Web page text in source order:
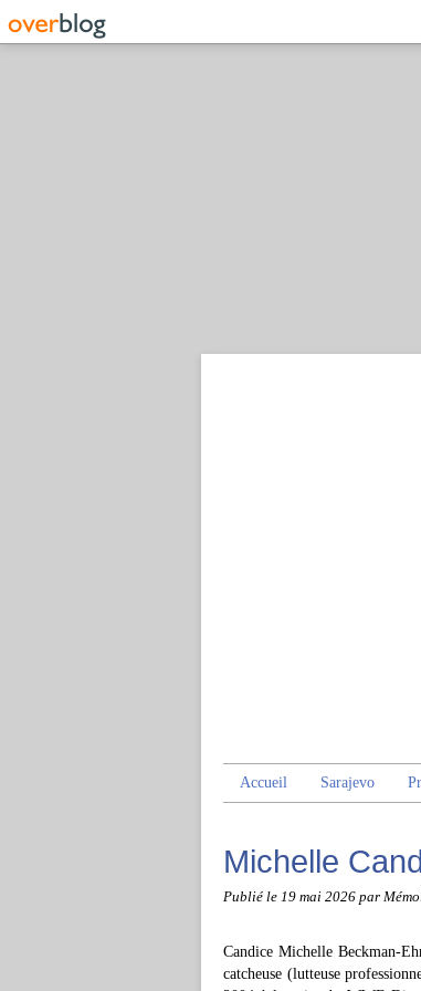
Accueil Sarajevo
Michelle
Publié le 19 mai 2026 par
Candice Michelle Beckman-
catcheuse (lutteuse